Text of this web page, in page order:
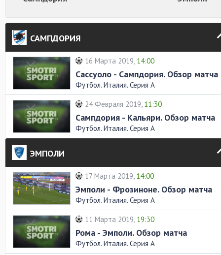
САМПДОРИЯ
16 Марта 2019, 14:00
Сассуоло - Сампдория. Обзор матча
Футбол. Италия. Серия А
24 Февраля 2019, 11:30
Сампдория - Кальяри. Обзор матча
Футбол. Италия. Серия А
ЭМПОЛИ
17 Марта 2019, 14:00
Эмполи - Фрозиноне. Обзор матча
Футбол. Италия. Серия А
11 Марта 2019, 19:30
Рома - Эмполи. Обзор матча
Футбол. Италия. Серия А